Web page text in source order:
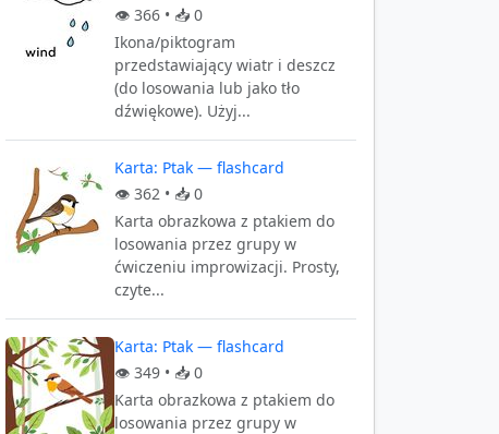
👁️ 366 • 📥 0
Ikona/piktogram
przedstawiający wiatr i deszcz
(do losowania lub jako tło
dźwiękowe). Użyj...
Karta: Ptak — flashcard
👁️ 362 • 📥 0
Karta obrazkowa z ptakiem do
losowania przez grupy w
ćwiczeniu improwizacji. Prosty,
czyte...
Karta: Ptak — flashcard
👁️ 349 • 📥 0
Karta obrazkowa z ptakiem do
losowania przez grupy w